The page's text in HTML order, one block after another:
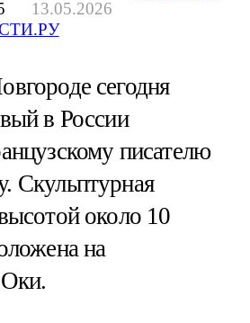
13.05.2026
сегодня
в России
писателю
около 10
на